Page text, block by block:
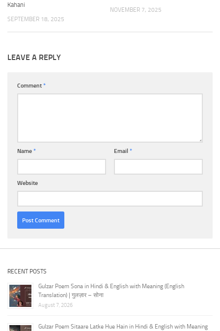
Kahani
SEPTEMBER 18, 2025
NOVEMBER 7, 2025
LEAVE A REPLY
Comment *
Name * Email *
Website
RECENT POSTS
Gulzar Poem Sona in Hindi & English with Meaning (English
Translation) | गुलज़ार – सोना
August 7, 2026
Gulzar Poem Sitaare Latke Hue Hain in Hindi & English with Meaning